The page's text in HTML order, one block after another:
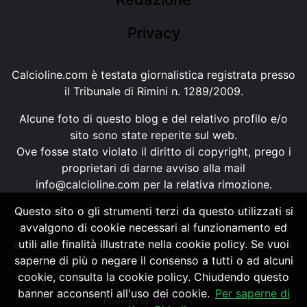
Privacy
Calcioline.com è testata giornalistica registrata presso
il Tribunale di Rimini n. 1289/2009.
Alcune foto di questo blog e del relativo profilo e/o
sito sono state reperite sul web.
Ove fosse stato violato il diritto di copyright, prego i
proprietari di darne avviso alla mail
info@calcioline.com per la relativa rimozione.
Ogni testo e foto di proprietà di Calcioline.com non
possono essere copiati o riprodotti, senza
autorizzazione, ai sensi della normativa n.29 del 2001.
Powered by SpheraHouse
Questo sito o gli strumenti terzi da questo utilizzati si
avvalgono di cookie necessari al funzionamento ed
utili alle finalità illustrate nella cookie policy. Se vuoi
saperne di più o negare il consenso a tutti o ad alcuni
cookie, consulta la cookie policy. Chiudendo questo
banner acconsenti all'uso dei cookie. Per saperne di